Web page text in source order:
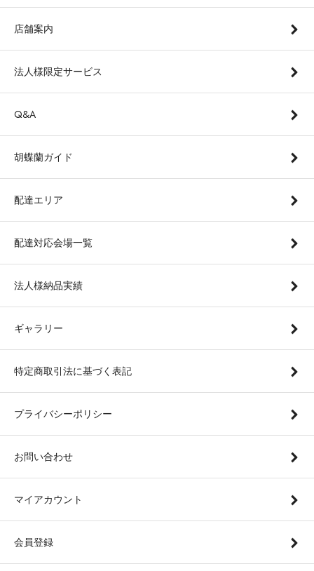
店舗案内
法人様限定サービス
Q&A
胡蝶蘭ガイド
配達エリア
配達対応会場一覧
法人様納品実績
ギャラリー
特定商取引法に基づく表記
プライバシーポリシー
お問い合わせ
マイアカウント
会員登録